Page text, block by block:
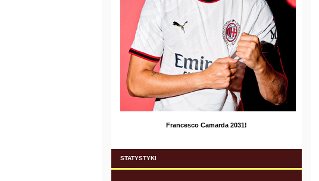
Francesco Camarda 2031!
STATYSTYKI